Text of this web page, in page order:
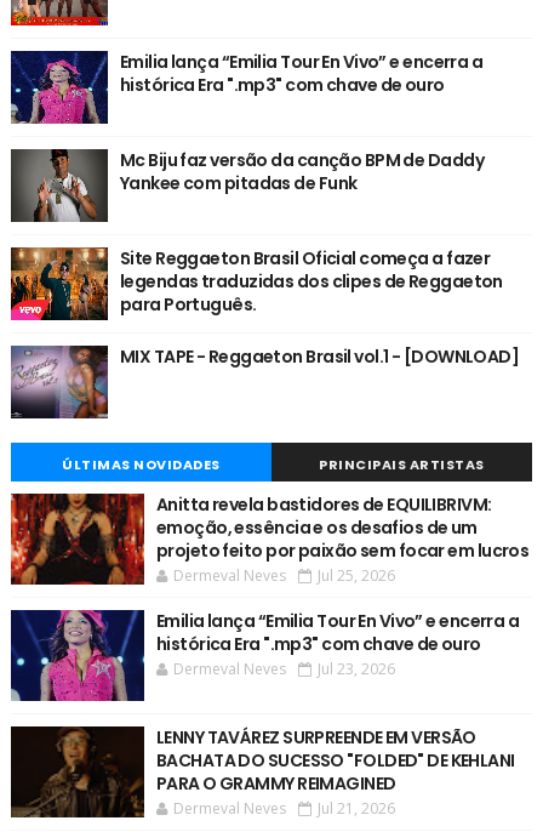
Emilia lança “Emilia Tour En Vivo” e encerra a
histórica Era ".mp3" com chave de ouro
Mc Biju faz versão da canção BPM de Daddy
Yankee com pitadas de Funk
Site Reggaeton Brasil Oficial começa a fazer
legendas traduzidas dos clipes de Reggaeton
para Português.
MIX TAPE - Reggaeton Brasil vol.1 - [DOWNLOAD]
ÚLTIMAS NOVIDADES PRINCIPAIS ARTISTAS
Anitta revela bastidores de EQUILIBRIVM:
emoção, essência e os desafios de um
projeto feito por paixão sem focar em lucros
Dermeval Neves Jul 25, 2026
Emilia lança “Emilia Tour En Vivo” e encerra a
histórica Era ".mp3" com chave de ouro
Dermeval Neves Jul 23, 2026
LENNY TAVÁREZ SURPREENDE EM VERSÃO
BACHATA DO SUCESSO "FOLDED" DE KEHLANI
PARA O GRAMMY REIMAGINED
Dermeval Neves Jul 21, 2026